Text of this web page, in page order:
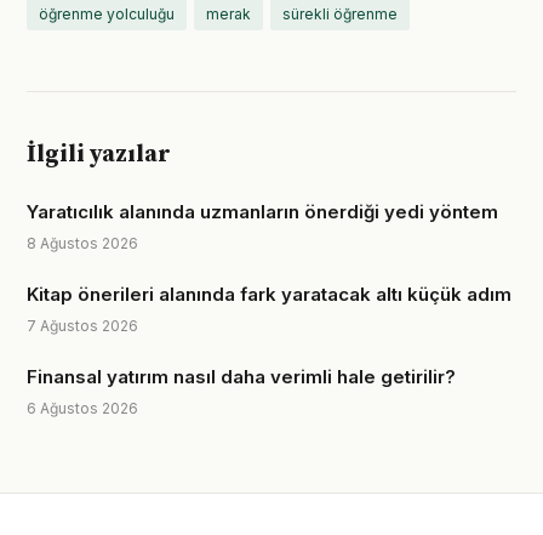
öğrenme yolculuğu merak sürekli öğrenme
İlgili yazılar
Yaratıcılık alanında uzmanların önerdiği yedi yöntem
8 Ağustos 2026
Kitap önerileri alanında fark yaratacak altı küçük adım
7 Ağustos 2026
Finansal yatırım nasıl daha verimli hale getirilir?
6 Ağustos 2026